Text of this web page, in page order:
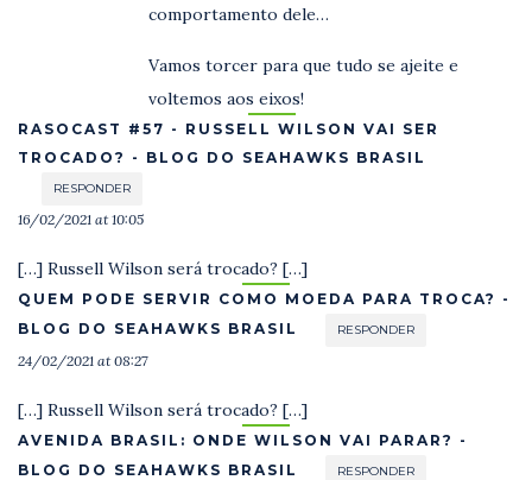
comportamento dele…
Vamos torcer para que tudo se ajeite e
voltemos aos eixos!
RASOCAST #57 - RUSSELL WILSON VAI SER
TROCADO? - BLOG DO SEAHAWKS BRASIL
RESPONDER
16/02/2021 at 10:05
[…] Russell Wilson será trocado? […]
QUEM PODE SERVIR COMO MOEDA PARA TROCA? -
BLOG DO SEAHAWKS BRASIL
RESPONDER
24/02/2021 at 08:27
[…] Russell Wilson será trocado? […]
AVENIDA BRASIL: ONDE WILSON VAI PARAR? -
BLOG DO SEAHAWKS BRASIL
RESPONDER